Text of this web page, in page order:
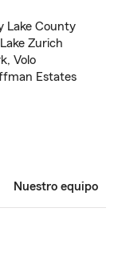
Lake County
Zurich
Volo
Estates
Nuestro equipo